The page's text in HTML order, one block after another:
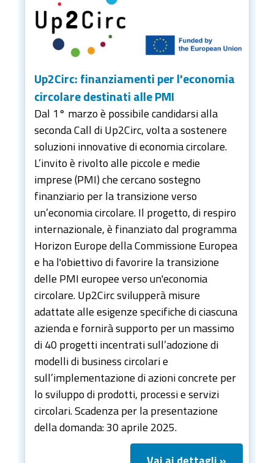
Up2Circ: finanziamenti per l'economia
circolare destinati alle PMI
Dal 1° marzo è possibile candidarsi alla
seconda Call di Up2Circ, volta a sostenere
soluzioni innovative di economia circolare.
L’invito è rivolto alle piccole e medie
imprese (PMI) che cercano sostegno
finanziario per la transizione verso
un’economia circolare. Il progetto, di respiro
internazionale, è finanziato dal programma
Horizon Europe della Commissione Europea
e ha l'obiettivo di favorire la transizione
delle PMI europee verso un'economia
circolare. Up2Circ svilupperà misure
adattate alle esigenze specifiche di ciascuna
azienda e fornirà supporto per un massimo
di 40 progetti incentrati sull’adozione di
modelli di business circolari e
sull’implementazione di azioni concrete per
lo sviluppo di prodotti, processi e servizi
circolari. Scadenza per la presentazione
della domanda: 30 aprile 2025.
Vai ai dettagli »